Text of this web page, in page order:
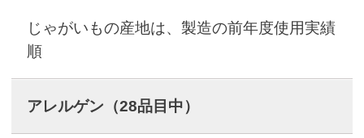
じゃがいもの産地は、製造の前年度使用実績
順
アレルゲン （28品目中）